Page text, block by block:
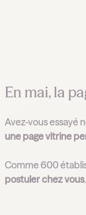
En mai, la
Avez-vous essayé
une page vitrine
Comme 600
postuler chez vous.